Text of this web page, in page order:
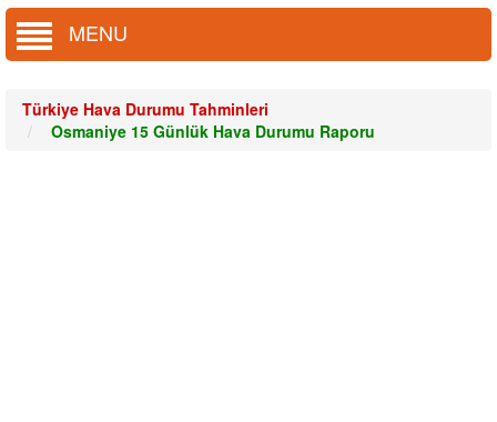
MENU
Türkiye Hava Durumu Tahminleri
Osmaniye 15 Günlük Hava Durumu Raporu